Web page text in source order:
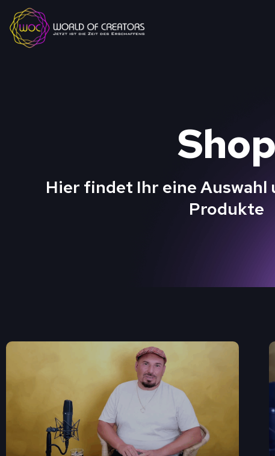
Shop
Hier findet Ihr eine Auswahl
Produkte